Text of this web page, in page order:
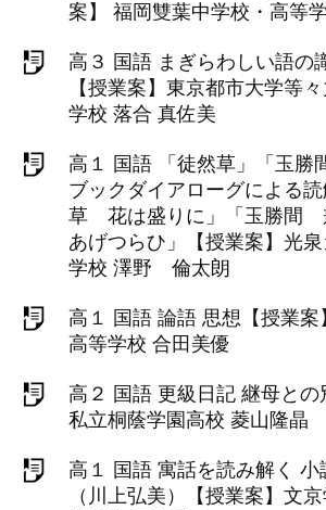
案】 福岡雙葉中学校・高等
高３ 国語 まぎらわしい語の
【授業案】東京都市大学等
学校 落合 真佐美
高１ 国語 「徒然草」「玉勝
ブックダイアローグによる
草 花は盛りに」「玉勝間
あげつらひ」【授業案】光
学校 澤野 倫太朗
高１ 国語 論語 思想【授業
高等学校 合田美優
高２ 国語 更級日記 継母との
私立桐蔭学園高校 菱山隆晶
高１ 国語 寓話を読み解く 小
（川上弘美）【授業案】文